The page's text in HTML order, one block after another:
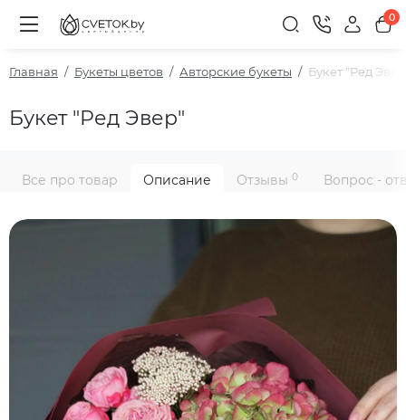
0
Главная Букеты цветов Авторские букеты Букет "Ред
Букет "Ред Эвер"
Все про товар Описание Отзывы 0 Вопрос -